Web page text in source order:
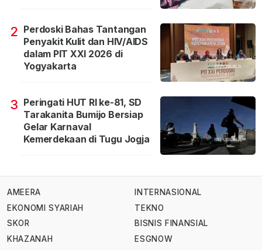
2 Perdoski Bahas Tantangan
Penyakit Kulit dan HIV/AIDS
dalam PIT XXI 2026 di
Yogyakarta
3 Peringati HUT RI ke-81, SD
Tarakanita Bumijo Bersiap
Gelar Karnaval
Kemerdekaan di Tugu Jogja
AMEERA
EKONOMI SYARIAH
SKOR
KHAZANAH
INTERNASIONAL
TEKNO
BISNIS FINANSIAL
ESGNOW